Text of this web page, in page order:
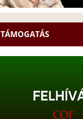
TÁMOGATÁS